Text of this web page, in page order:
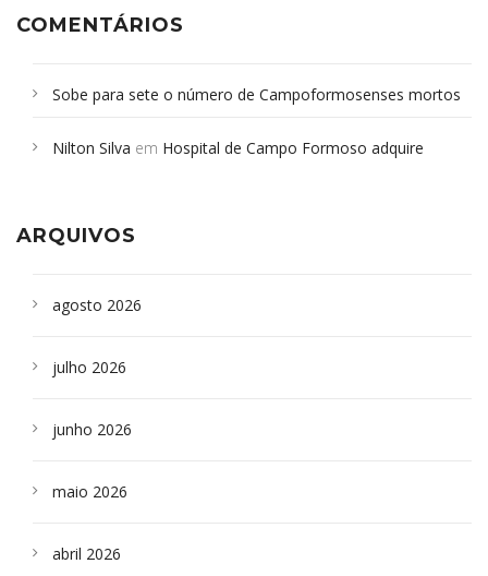
COMENTÁRIOS
Sobe para sete o número de Campoformosenses mortos
Campoformosenses que morreram em desabamentos são
Nilton Silva em Hospital de Campo Formoso adquire
ARQUIVOS
agosto 2026
julho 2026
junho 2026
maio 2026
abril 2026